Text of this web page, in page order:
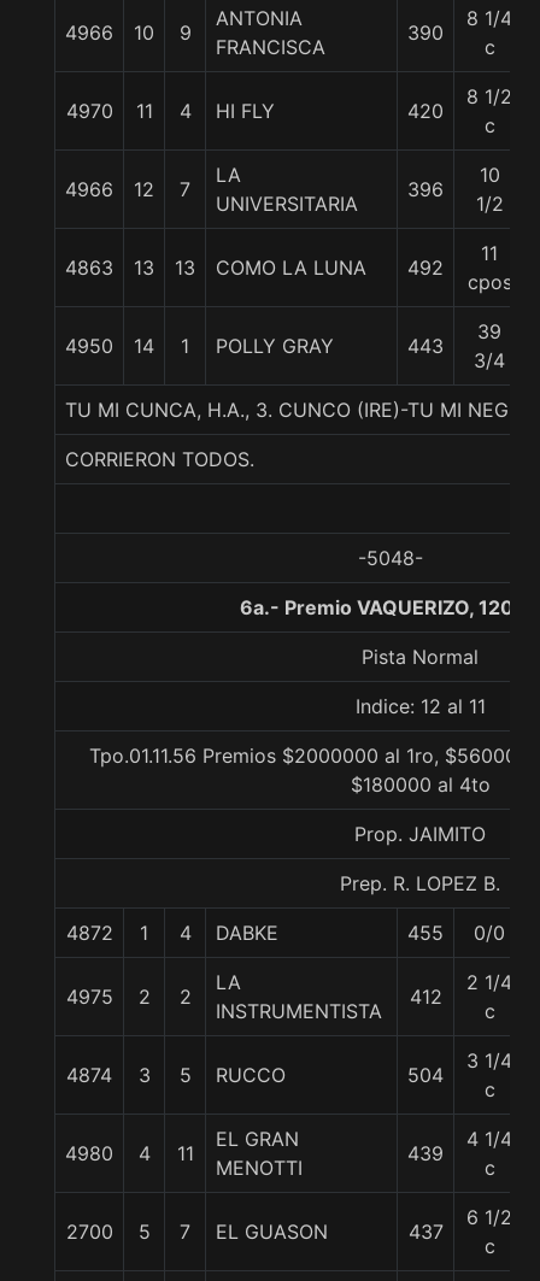
4966 10 9
ANTONIA
FRANCISCA
390
8 1/4
c
4970 11 4 HI FLY 420
8 1/2
c
4966 12 7
LA
UNIVERSITARIA
396
10
1/2
4863 13 13 COMO LA LUNA 492
11
cpos
4950 14 1 POLLY GRAY 443
39
3/4
TU MI CUNCA, H.A., 3. CUNCO (IRE)-TU MI
CORRIERON TODOS.
-5048-
6a.- Premio VAQUERIZO, 1200
Pista Normal
Indice: 12 al 11
Tpo.01.11.56 Premios $2000000 al 1ro,
$180000 al 4to
Prop. JAIMITO
Prep. R. LOPEZ B.
4872 1 4 DABKE 455 0/0
4975 2 2
LA
INSTRUMENTISTA
412
2 1/4
c
4874 3 5 RUCCO 504
3 1/4
c
4980 4 11
EL GRAN
MENOTTI
439
4 1/4
c
2700 5 7 EL GUASON 437
6 1/2
c